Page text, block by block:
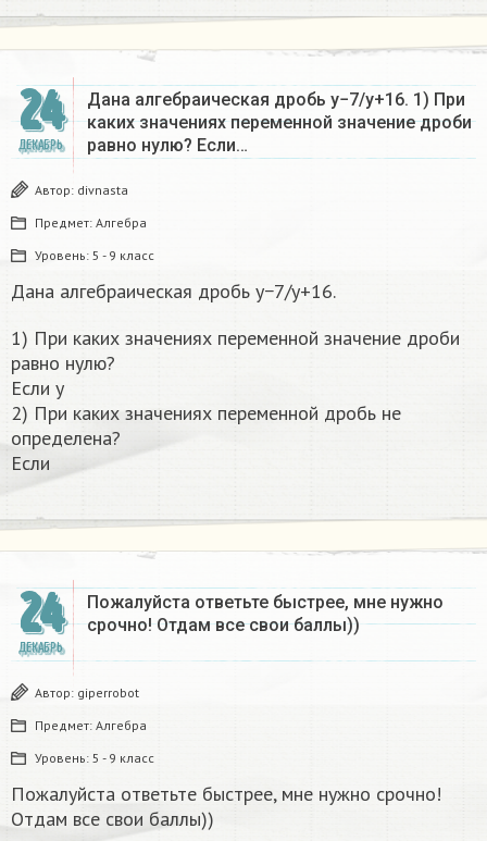
24
ДЕКАБРЬ
Дана алгебраическая дробь y−7/y+16. 1) При
каких значениях переменной значение дроби
равно нулю? Если…
Автор: divnasta
Предмет: Алгебра
Уровень: 5 - 9 класс
Дана алгебраическая дробь y−7/y+16.
1) При каких значениях переменной значение дроби
равно нулю?
Если y
2) При каких значениях переменной дробь не
определена?
Если
24
ДЕКАБРЬ
Пожалуйста ответьте быстрее, мне нужно
срочно! Отдам все свои баллы))
Автор: giperrobot
Предмет: Алгебра
Уровень: 5 - 9 класс
Пожалуйста ответьте быстрее, мне нужно срочно!
Отдам все свои баллы))